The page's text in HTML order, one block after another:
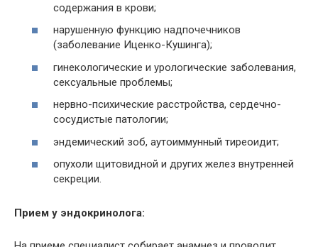
содержания в крови;
нарушенную функцию надпочечников
(заболевание Иценко-Кушинга);
гинекологические и урологические заболевания,
сексуальные проблемы;
нервно-психические расстройства, сердечно-
сосудистые патологии;
эндемический зоб, аутоиммунный тиреоидит;
опухоли щитовидной и других желез внутренней
секреции.
Прием у эндокринолога: